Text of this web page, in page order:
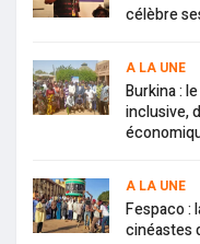
célèbre
A LA UNE
Burkina :
inclusive,
A LA UNE
Fespaco :
cinéastes